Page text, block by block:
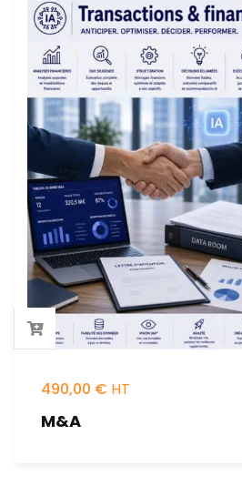
490,00 €
M&A